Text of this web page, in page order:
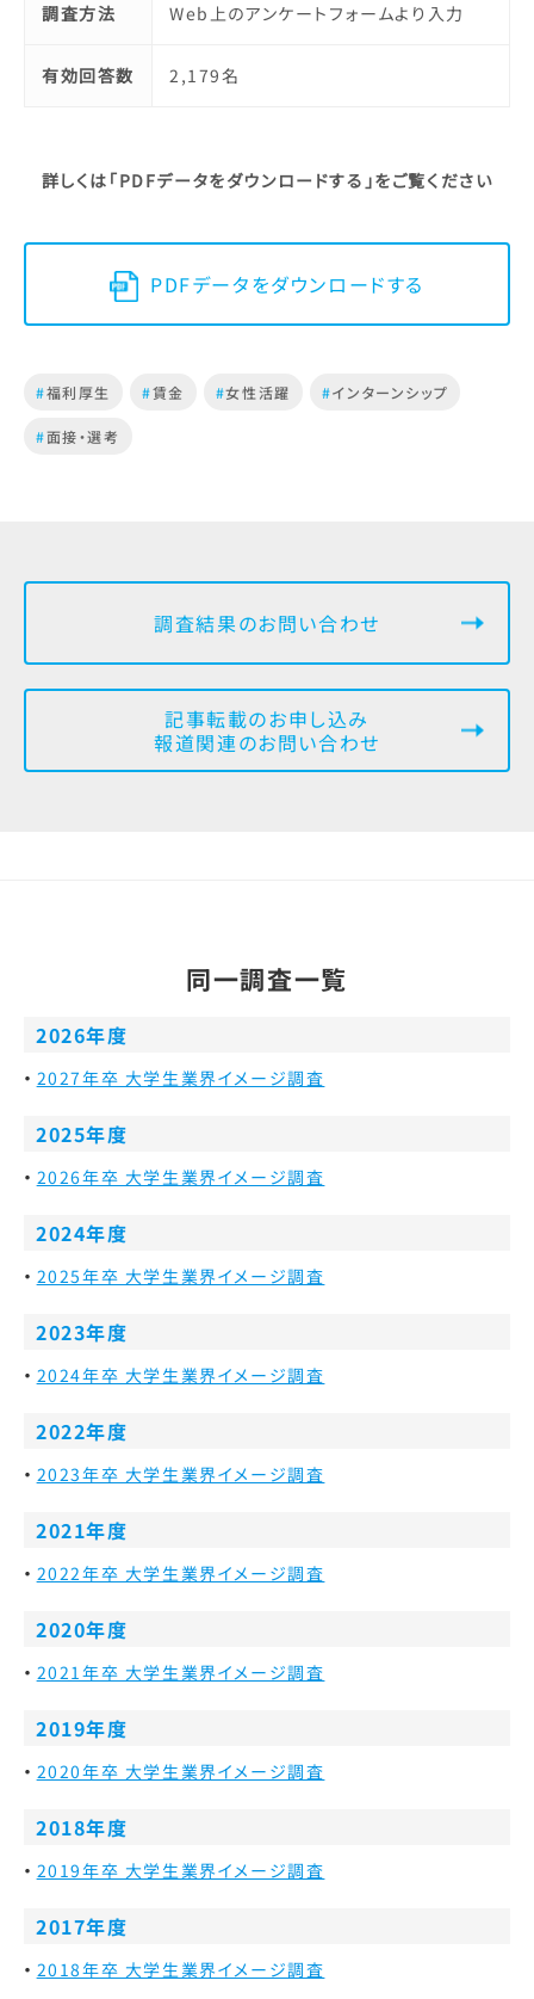
調査方法 Web上のアンケートフォームより入力
有効回答数 2,179名
詳しくは「PDFデータをダウンロードする」をご覧ください
PDFデータをダウンロードする
#福利厚生 #賃金 #女性活躍 #インターンシップ
#面接・選考
調査結果のお問い合わせ
記事転載のお申し込み
報道関連のお問い合わせ
同一調査一覧
2026年度
2027年卒 大学生業界イメージ調査
2025年度
2026年卒 大学生業界イメージ調査
2024年度
2025年卒 大学生業界イメージ調査
2023年度
2024年卒 大学生業界イメージ調査
2022年度
2023年卒 大学生業界イメージ調査
2021年度
2022年卒 大学生業界イメージ調査
2020年度
2021年卒 大学生業界イメージ調査
2019年度
2020年卒 大学生業界イメージ調査
2018年度
2019年卒 大学生業界イメージ調査
2017年度
2018年卒 大学生業界イメージ調査